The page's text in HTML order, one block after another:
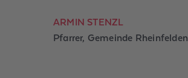
ARMIN STENZL
Pfarrer, Gemeinde Rheinfelden